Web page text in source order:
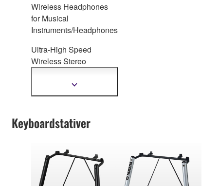
Wireless Headphones
for Musical
Instruments/Headphones
Ultra-High Speed
Wireless Stereo
Vis
Keyboardstativer